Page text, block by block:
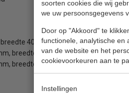
soorten cookies die wij
we uw persoonsgegevens
Door op "Akkoord" te
functionele, analytische en
van de website en het
cookievoorkeuren aan te
Instellingen
40 mm
breedte 25 mm
breedte 25 mm